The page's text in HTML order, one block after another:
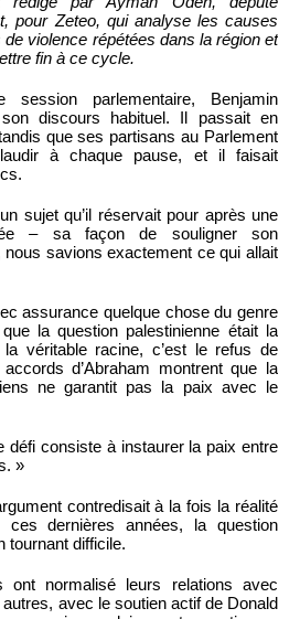
pour Zeteo, qui analyse les causes
violence répétées dans la région et
fin à ce cycle.
parlementaire, Benjamin
son discours habituel. Il passait en
que ses partisans au Parlement
à chaque pause, et il faisait
sujet qu’il réservait pour après une
– sa façon de souligner son
savions exactement ce qui allait
assurance quelque chose du genre
la question palestinienne était la
véritable racine, c’est le refus de
d’Abraham montrent que la
ne garantit pas la paix avec le
défi consiste à instaurer la paix entre
»
contredisait à la fois la réalité
dernières années, la question
tournant difficile.
ont normalisé leurs relations avec
avec le soutien actif de Donald